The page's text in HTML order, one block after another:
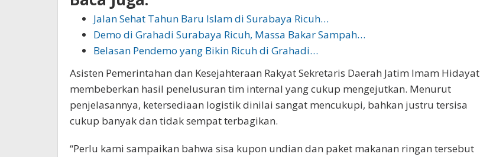
Jalan Sehat Tahun Baru Islam di Surabaya Ricuh…
Demo di Grahadi Surabaya Ricuh, Massa Bakar Sampah…
Belasan Pendemo yang Bikin Ricuh di Grahadi…
Asisten Pemerintahan dan Kesejahteraan Rakyat Sekretaris Daerah Jatim Imam Hidayat
membeberkan hasil penelusuran tim internal yang cukup mengejutkan. Menurut
penjelasannya, ketersediaan logistik dinilai sangat mencukupi, bahkan justru tersisa
cukup banyak dan tidak sempat terbagikan.
“Perlu kami sampaikan bahwa sisa kupon undian dan paket makanan ringan tersebut